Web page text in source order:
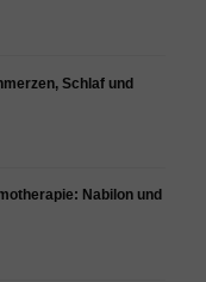
Schlaf und
Nabilon und